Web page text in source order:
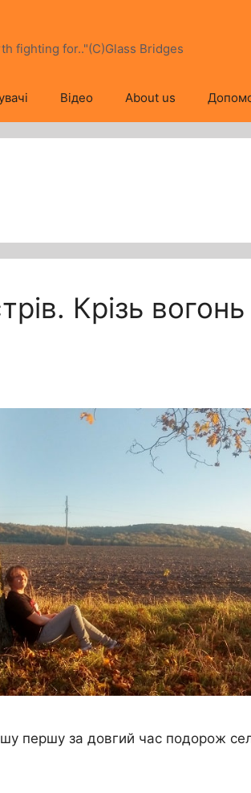
fighting for.."(C)Glass Bridges
Відео About us
Крізь вогонь
першу за довгий час подорож